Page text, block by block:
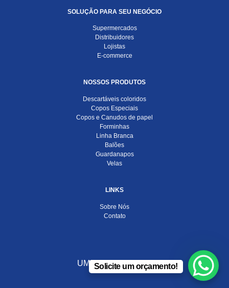
SOLUÇÃO PARA SEU NEGÓCIO
Supermercados
Distribuidores
Lojistas
E-commerce
NOSSOS PRODUTOS
Descartáveis coloridos
Copos Especiais
Copos e Canudos de papel
Forminhas
Linha Branca
Balões
Guardanapos
Velas
LINKS
Sobre Nós
Contato
UMA EMPRESA DO
Solicite um orçamento!